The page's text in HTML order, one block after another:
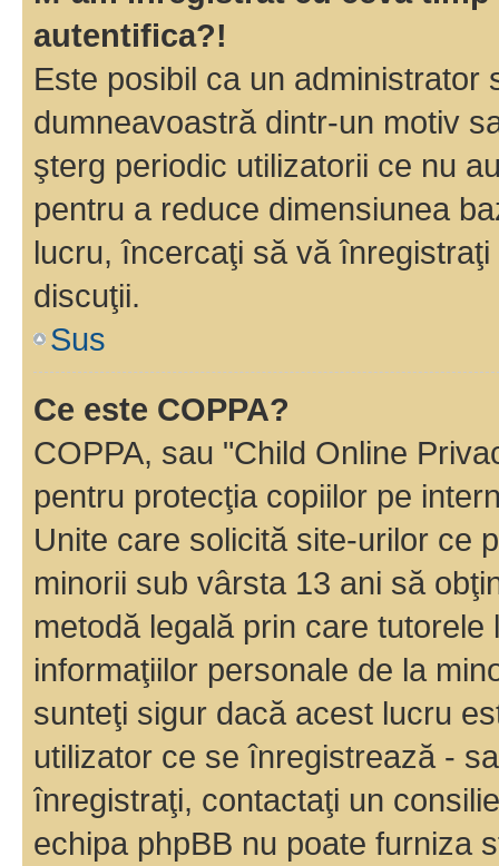
autentifica?!
Este posibil ca un
dumneavoastră dintr-un motiv
şterg periodic utilizatorii ce nu
pentru a reduce dimensiunea
lucru, încercaţi să vă
discuţii.
Sus
Ce este COPPA?
COPPA, sau "Child Online
pentru protecţia copiilor pe
Unite care solicită site-urilor ce
minorii sub vârsta 13 ani să
metodă legală prin care
informaţiilor personale de la
sunteţi sigur dacă acest lucru
utilizator ce se înregistrează -
înregistraţi, contactaţi un
echipa phpBB nu poate furniza